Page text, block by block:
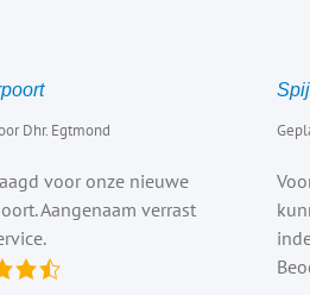
Dhr. Egtmond
voor onze nieuwe
Aangenaam verrast